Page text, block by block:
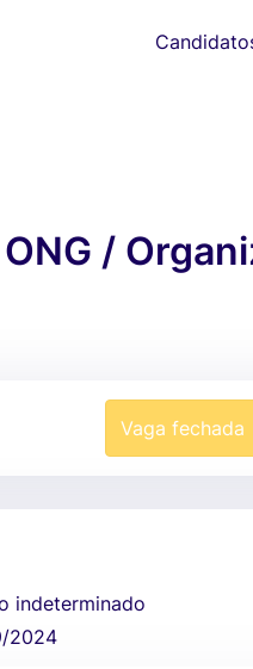
/
Vaga fechada
indeterminado
2024